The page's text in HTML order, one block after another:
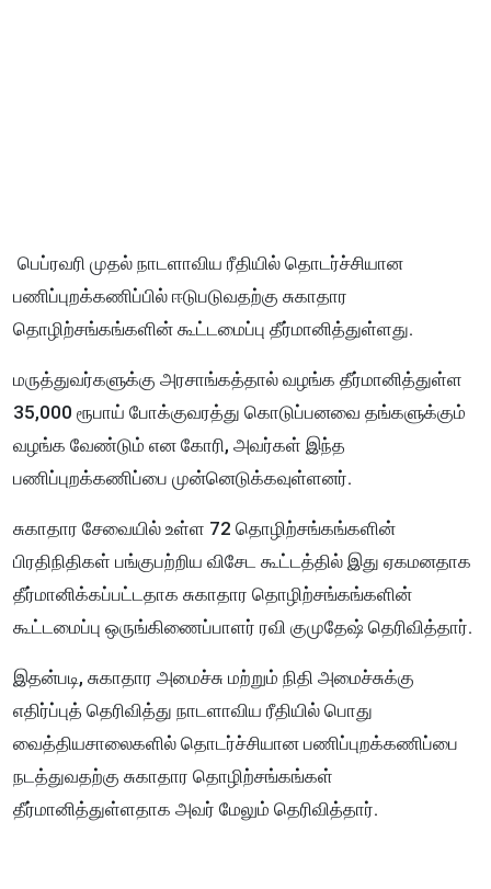
பெப்ரவரி முதல் நாடளாவிய ரீதியில் தொடர்ச்சியான
பணிப்புறக்கணிப்பில் ஈடுபடுவதற்கு சுகாதார
தொழிற்சங்கங்களின் கூட்டமைப்பு தீர்மானித்துள்ளது.
மருத்துவர்களுக்கு அரசாங்கத்தால் வழங்க தீர்மானித்துள்ள
35,000 ரூபாய் போக்குவரத்து கொடுப்பனவை தங்களுக்கும்
வழங்க வேண்டும் என கோரி, அவர்கள் இந்த
பணிப்புறக்கணிப்பை முன்னெடுக்கவுள்ளனர்.
சுகாதார சேவையில் உள்ள 72 தொழிற்சங்கங்களின்
பிரதிநிதிகள் பங்குபற்றிய விசேட கூட்டத்தில் இது ஏகமனதாக
தீர்மானிக்கப்பட்டதாக சுகாதார தொழிற்சங்கங்களின்
கூட்டமைப்பு ஒருங்கிணைப்பாளர் ரவி குமுதேஷ் தெரிவித்தார்.
இதன்படி, சுகாதார அமைச்சு மற்றும் நிதி அமைச்சுக்கு
எதிர்ப்புத் தெரிவித்து நாடளாவிய ரீதியில் பொது
வைத்தியசாலைகளில் தொடர்ச்சியான பணிப்புறக்கணிப்பை
நடத்துவதற்கு சுகாதார தொழிற்சங்கங்கள்
தீர்மானித்துள்ளதாக அவர் மேலும் தெரிவித்தார்.